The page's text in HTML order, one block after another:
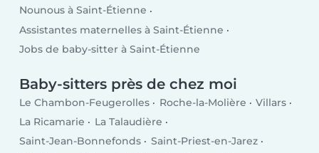
Nounous à Saint-Étienne
Assistantes maternelles à Saint-Étienne
Jobs de baby-sitter à Saint-Étienne
Baby-sitters près de chez moi
Le Chambon-Feugerolles Roche-la-Molière
Villars
La Ricamarie
La Talaudière
Saint-Jean-Bonnefonds
Saint-Priest-en-Jarez